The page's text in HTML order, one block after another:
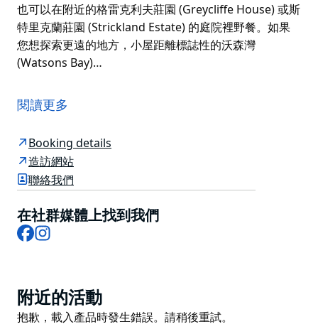
也可以在附近的格雷克利夫莊園 (Greycliffe House) 或斯
特里克蘭莊園 (Strickland Estate) 的庭院裡野餐。如果
您想探索更遠的地方，小屋距離標誌性的沃森灣
(Watsons Bay)…
園內，地理位置得天獨厚。小屋坐落在尼爾森公園
(Nielsen Park) 的砂岩懸崖邊，四周環繞著迷人的游泳場
斯蒂爾角小屋建於 19 世紀 80 年代，原為保衛雪梨港的
砲兵營房。如今，小屋經過精心翻修，保留了包括原始天
花板和木地板在內的許多歷史特色。這裡是週末度假和蜜
月旅行的理想之選。
入住期間，您可以在尼爾森公園盡情探索。沿著隱士灘
灘 (Queens Beach) 和隱士灣 (Hermit Bay)。您也可以
在附近的格雷克利夫莊園 (Greycliffe House) 或斯特里克
蘭莊園 (Strickland Estate) 的庭院裡野餐。如果您想探
閱讀更多
Booking details
造訪網站
聯絡我們
在社群媒體上找到我們
Facebook
Product
List
附近的活動
Product
抱歉，載入產品時發生錯誤。請稍後重試。